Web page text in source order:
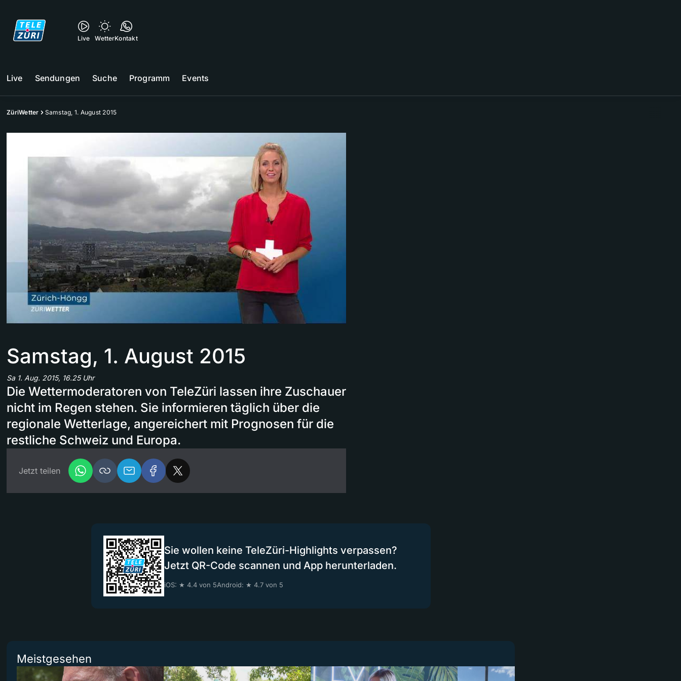
Live WetterKontakt
Live Sendungen Suche Programm Events
ZüriWetter Samstag, 1. August 2015
Samstag, 1. August 2015
Sa 1. Aug. 2015, 16.25 Uhr
Die Wettermoderatoren von TeleZüri lassen ihre Zuschauer
nicht im Regen stehen. Sie informieren täglich über die
regionale Wetterlage, angereichert mit Prognosen für die
restliche Schweiz und Europa.
Jetzt teilen
Sie wollen keine TeleZüri-Highlights verpassen?
Jetzt QR-Code scannen und App herunterladen.
iOS: ★ 4.4 von 5Android: ★ 4.7 von 5
Meistgesehen